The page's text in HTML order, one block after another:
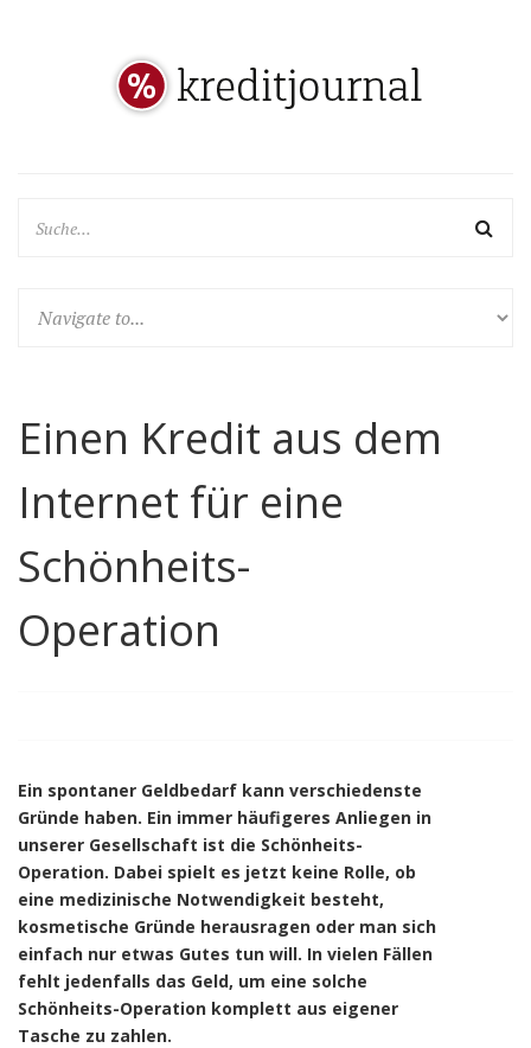
Einen Kredit aus dem
Internet für eine
Schönheits-
Operation
Ein spontaner Geldbedarf kann verschiedenste
Gründe haben. Ein immer häufigeres Anliegen in
unserer Gesellschaft ist die Schönheits-
Operation. Dabei spielt es jetzt keine Rolle, ob
eine medizinische Notwendigkeit besteht,
kosmetische Gründe herausragen oder man sich
einfach nur etwas Gutes tun will. In vielen Fällen
fehlt jedenfalls das Geld, um eine solche
Schönheits-Operation komplett aus eigener
Tasche zu zahlen.